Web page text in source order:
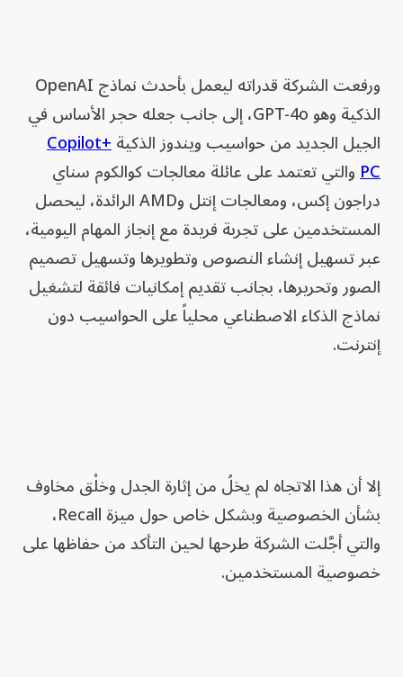
ورفعت الشركة قدراته ليعمل بأحدث نماذج OpenAI
الذكية وهو GPT-4o، إلى جانب جعله حجر الأساس في
الجيل الجديد من حواسيب ويندوز الذكيةCopilot+
PCوالتي تعتمد على عائلة معالجات كوالكوم سناي
دراجون إكس، ومعالجات إنتل وAMD الرائدة، ليحصل
المستخدمين على تجربة فريدة مع إنجاز المهام اليومية،
عبر تسهيل إنشاء النصوص وتطويرها وتسهيل تصميم
الصور وتحريرها، بجانب تقديم إمكانيات فائقة لتشغيل
نماذج الذكاء الاصطناعي محلياً على الحواسيب دون
إنترنت.
إلا أن هذا الاتجاه لم يخلُ من إثارة الجدل وخلْق مخاوف
بشأن الخصوصية وبشكل خاص حول ميزة Recall،
والتي أجَّلت الشركة طرحها لحين التأكد من حفاظها على
خصوصية المستخدمين.